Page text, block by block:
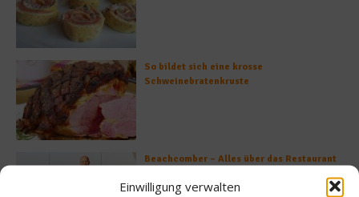
Einwilligung verwalten
So bildet sich eine krosse
Schweinebratenkruste
Beachcomber – Alles über das Restaurant